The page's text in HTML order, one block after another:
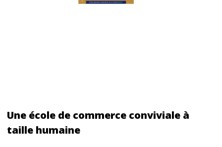
Une école de commerce conviviale à
taille humaine